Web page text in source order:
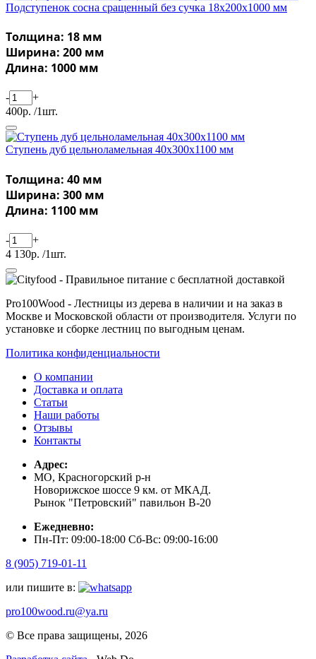
Подступенок сосна сращенный без сучка 18х200х1000 мм
Толщина: 18 мм
Ширина: 200 мм
Длина: 1000 мм
-
+
400р. /1шт.
Ступень дуб цельноламельная 40х300х1100 мм
Толщина: 40 мм
Ширина: 300 мм
Длина: 1100 мм
-
+
4 130р. /1шт.
Pro100Wood - Лестницы из дерева в наличии и на заказ в
Москве и Московской области от производителя. Услуги по
установке и сборке лестниц по выгодным ценам.
Политика конфиденциальности
О компании
Доставка и оплата
Статьи
Наши работы
Отзывы
Контакты
Адрес:
МО, Красногорский р-н
Новорижское шоссе 9 км. от МКАД.
Рынок "Петровский" павильон В-20
Ежедневно:
Пн-Пт: 09:00-18:00 Сб-Вс: 09:00-16:00
8 (905) 719-01-11
или пишите в:
pro100wood.ru@ya.ru
© Все права защищены, 2026